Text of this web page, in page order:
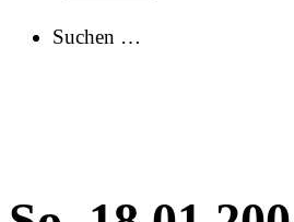
Suchen …